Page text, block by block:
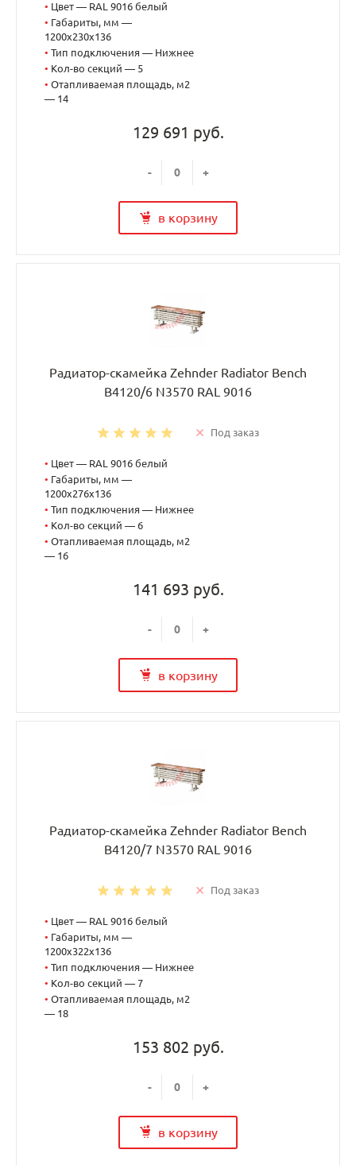
• Цвет — RAL 9016 белый
• Габариты, мм —
1200x230x136
• Тип подключения — Нижнее
• Кол-во секций — 5
• Отапливаемая площадь, м2
— 14
129 691 руб.
- +
в корзину
Радиатор-скамейка Zehnder Radiator Bench
B4120/6 N3570 RAL 9016
Под заказ
• Цвет — RAL 9016 белый
• Габариты, мм —
1200x276x136
• Тип подключения — Нижнее
• Кол-во секций — 6
• Отапливаемая площадь, м2
— 16
141 693 руб.
- +
в корзину
Радиатор-скамейка Zehnder Radiator Bench
B4120/7 N3570 RAL 9016
Под заказ
• Цвет — RAL 9016 белый
• Габариты, мм —
1200x322x136
• Тип подключения — Нижнее
• Кол-во секций — 7
• Отапливаемая площадь, м2
— 18
153 802 руб.
- +
в корзину